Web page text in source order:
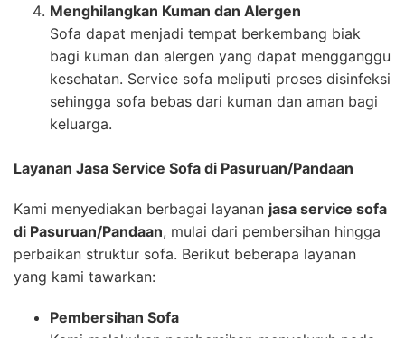
Menghilangkan Kuman dan Alergen
Sofa dapat menjadi tempat berkembang biak
bagi kuman dan alergen yang dapat mengganggu
kesehatan. Service sofa meliputi proses disinfeksi
sehingga sofa bebas dari kuman dan aman bagi
keluarga.
Layanan Jasa Service Sofa di Pasuruan/Pandaan
Kami menyediakan berbagai layanan jasa service sofa
di Pasuruan/Pandaan, mulai dari pembersihan hingga
perbaikan struktur sofa. Berikut beberapa layanan
yang kami tawarkan:
Pembersihan Sofa